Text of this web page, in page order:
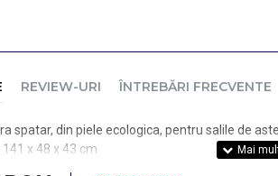
REVIEW-URI ÎNTREBĂRI FRECVENTE
spatar, din piele ecologica, pentru salile de
x 48 x 43 cm